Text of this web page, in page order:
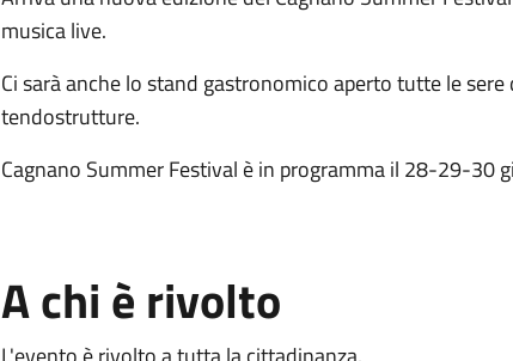
musica live.
Ci sarà anche lo stand gastronomico aperto tutte le
tendostrutture.
Cagnano Summer Festival è in programma il 28-29-30
A chi è rivolto